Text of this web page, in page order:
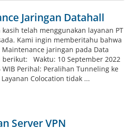
Jaringan Datahall
telah menggunakan layanan PT
Kami ingin memberitahu bahwa
jaringan pada Data
berikut: Waktu: 10 September 2022
Perihal: Peralihan Tunneling ke
Colocation tidak ...
Server VPN